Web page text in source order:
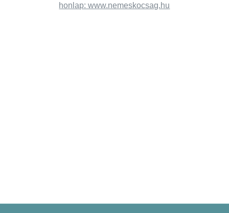
honlap: www.nemeskocsag.hu